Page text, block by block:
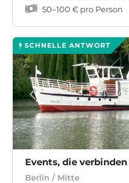
50–100 € pro Person
SCHNELLE ANTWORT
Events, die
Berlin / Mitte